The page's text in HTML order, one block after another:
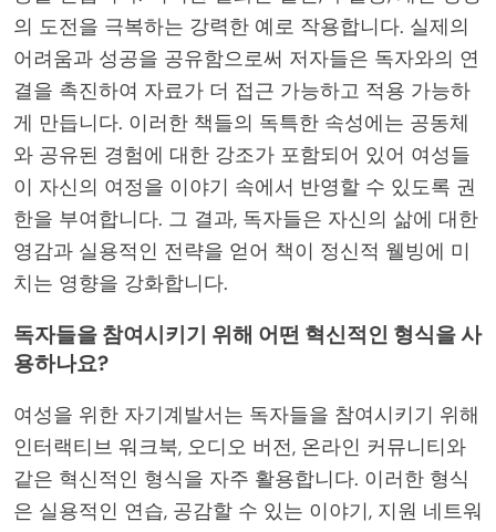
의 도전을 극복하는 강력한 예로 작용합니다. 실제의
어려움과 성공을 공유함으로써 저자들은 독자와의 연
결을 촉진하여 자료가 더 접근 가능하고 적용 가능하
게 만듭니다. 이러한 책들의 독특한 속성에는 공동체
와 공유된 경험에 대한 강조가 포함되어 있어 여성들
이 자신의 여정을 이야기 속에서 반영할 수 있도록 권
한을 부여합니다. 그 결과, 독자들은 자신의 삶에 대한
영감과 실용적인 전략을 얻어 책이 정신적 웰빙에 미
치는 영향을 강화합니다.
독자들을 참여시키기 위해 어떤 혁신적인 형식을 사
용하나요?
여성을 위한 자기계발서는 독자들을 참여시키기 위해
인터랙티브 워크북, 오디오 버전, 온라인 커뮤니티와
같은 혁신적인 형식을 자주 활용합니다. 이러한 형식
은 실용적인 연습, 공감할 수 있는 이야기, 지원 네트워